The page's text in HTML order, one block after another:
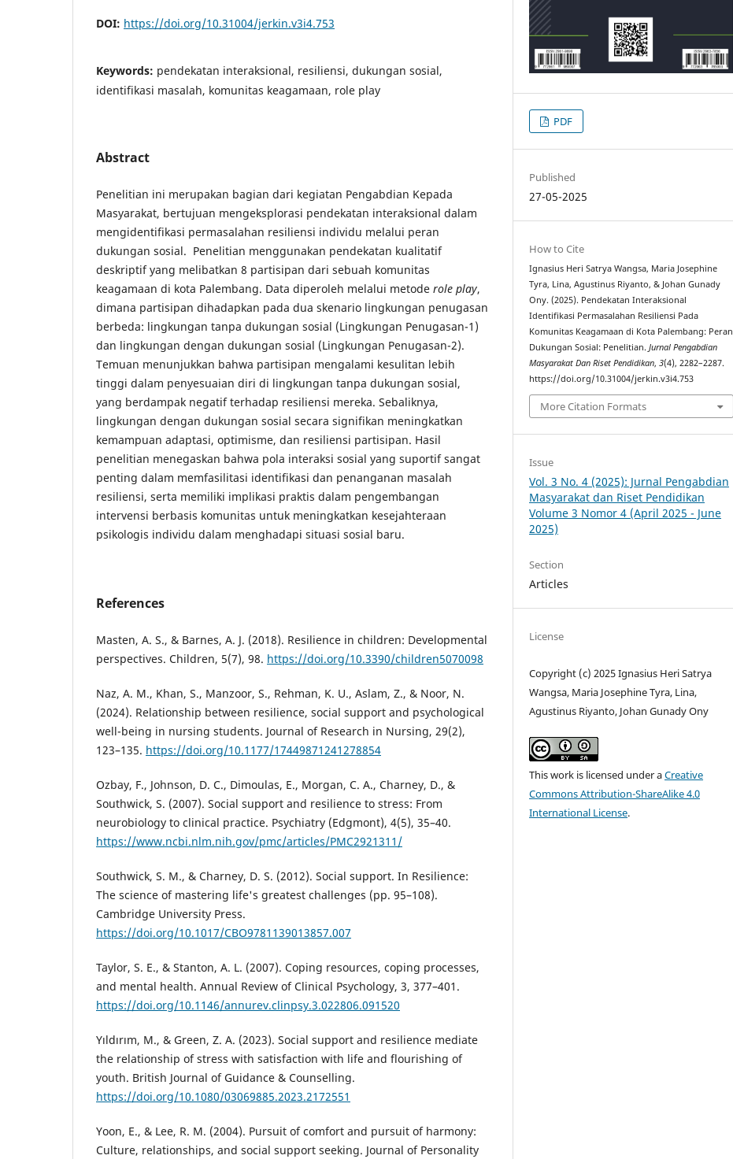
DOI: https://doi.org/10.31004/jerkin.v3i4.753
Keywords: pendekatan interaksional, resiliensi, dukungan sosial,
identifikasi masalah, komunitas keagamaan, role play
Abstract
Penelitian ini merupakan bagian dari kegiatan Pengabdian Kepada
Masyarakat, bertujuan mengeksplorasi pendekatan interaksional dalam
mengidentifikasi permasalahan resiliensi individu melalui peran
dukungan sosial. Penelitian menggunakan pendekatan kualitatif
deskriptif yang melibatkan 8 partisipan dari sebuah komunitas
keagamaan di kota Palembang. Data diperoleh melalui metode role play,
dimana partisipan dihadapkan pada dua skenario lingkungan penugasan
berbeda: lingkungan tanpa dukungan sosial (Lingkungan Penugasan-1)
dan lingkungan dengan dukungan sosial (Lingkungan Penugasan-2).
Temuan menunjukkan bahwa partisipan mengalami kesulitan lebih
tinggi dalam penyesuaian diri di lingkungan tanpa dukungan sosial,
yang berdampak negatif terhadap resiliensi mereka. Sebaliknya,
lingkungan dengan dukungan sosial secara signifikan meningkatkan
kemampuan adaptasi, optimisme, dan resiliensi partisipan. Hasil
penelitian menegaskan bahwa pola interaksi sosial yang suportif sangat
penting dalam memfasilitasi identifikasi dan penanganan masalah
resiliensi, serta memiliki implikasi praktis dalam pengembangan
intervensi berbasis komunitas untuk meningkatkan kesejahteraan
psikologis individu dalam menghadapi situasi sosial baru.
References
Masten, A. S., & Barnes, A. J. (2018). Resilience in children: Developmental
perspectives. Children, 5(7), 98. https://doi.org/10.3390/children5070098
Naz, A. M., Khan, S., Manzoor, S., Rehman, K. U., Aslam, Z., & Noor, N.
(2024). Relationship between resilience, social support and psychological
well-being in nursing students. Journal of Research in Nursing, 29(2),
123–135. https://doi.org/10.1177/17449871241278854
Ozbay, F., Johnson, D. C., Dimoulas, E., Morgan, C. A., Charney, D., &
Southwick, S. (2007). Social support and resilience to stress: From
neurobiology to clinical practice. Psychiatry (Edgmont), 4(5), 35–40.
https://www.ncbi.nlm.nih.gov/pmc/articles/PMC2921311/
Southwick, S. M., & Charney, D. S. (2012). Social support. In Resilience:
The science of mastering life's greatest challenges (pp. 95–108).
Cambridge University Press.
https://doi.org/10.1017/CBO9781139013857.007
Taylor, S. E., & Stanton, A. L. (2007). Coping resources, coping processes,
and mental health. Annual Review of Clinical Psychology, 3, 377–401.
https://doi.org/10.1146/annurev.clinpsy.3.022806.091520
Yıldırım, M., & Green, Z. A. (2023). Social support and resilience mediate
the relationship of stress with satisfaction with life and flourishing of
youth. British Journal of Guidance & Counselling.
https://doi.org/10.1080/03069885.2023.2172551
Yoon, E., & Lee, R. M. (2004). Pursuit of comfort and pursuit of harmony:
Culture, relationships, and social support seeking. Journal of Personality
PDF
Published
27-05-2025
How to Cite
Ignasius Heri Satrya Wangsa, Maria Josephine
Tyra, Lina, Agustinus Riyanto, & Johan Gunady
Ony. (2025). Pendekatan Interaksional
Identifikasi Permasalahan Resiliensi Pada
Komunitas Keagamaan di Kota Palembang: Peran
Dukungan Sosial: Penelitian.Jurnal Pengabdian
Masyarakat Dan Riset Pendidikan,3(4), 2282–2287.
https://doi.org/10.31004/jerkin.v3i4.753
More Citation Formats
Issue
Vol. 3 No. 4 (2025): Jurnal Pengabdian
Masyarakat dan Riset Pendidikan
Volume 3 Nomor 4 (April 2025 - June
2025)
Section
Articles
License
Copyright (c) 2025 Ignasius Heri Satrya
Wangsa, Maria Josephine Tyra, Lina,
Agustinus Riyanto, Johan Gunady Ony
This work is licensed under aCreative
Commons Attribution-ShareAlike 4.0
International License.